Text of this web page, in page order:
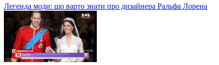
Легенда моди: що варто знати про дизайнера Ральфа Лорена